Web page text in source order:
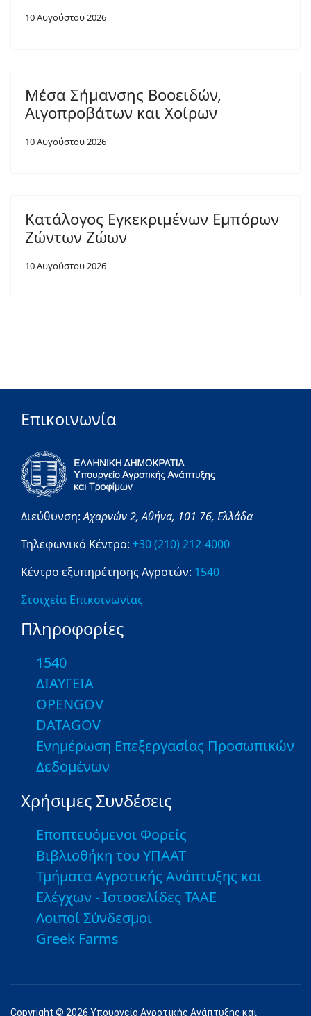
10 Αυγούστου 2026
Μέσα Σήμανσης Βοοειδών,
Αιγοπροβάτων και Χοίρων
10 Αυγούστου 2026
Κατάλογος Εγκεκριμένων Εμπόρων
Ζώντων Ζώων
10 Αυγούστου 2026
Επικοινωνία
Διεύθυνση:Αχαρνών 2,Αθήνα, 101 76, Ελλάδα
Τηλεφωνικό Κέντρο: +30 (210) 212-4000
Κέντρο εξυπηρέτησης Αγροτών: 1540
Στοιχεία Επικοινωνίας
Πληροφορίες
1540
ΔΙΑΥΓΕΙΑ
OPENGOV
DATAGOV
Ενημέρωση Επεξεργασίας Προσωπικών
Δεδομένων
Χρήσιμες Συνδέσεις
Εποπτευόμενοι Φορείς
Βιβλιοθήκη του ΥΠΑΑΤ
Τμήματα Αγροτικής Ανάπτυξης και
Ελέγχων - Ιστοσελίδες ΤΑΑΕ
Λοιποί Σύνδεσμοι
Greek Farms
Copyright © 2026 Υπουργείο Αγροτικής Ανάπτυξης και